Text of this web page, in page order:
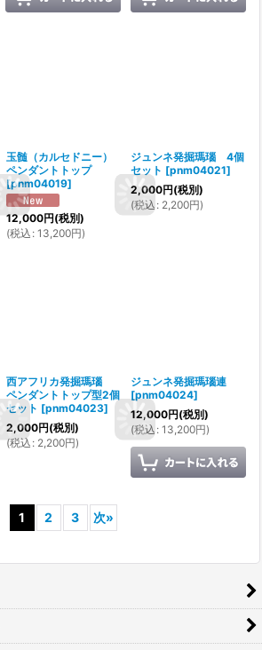
玉髄（カルセドニー）
ペンダントトップ
[pnm04019]
12,000円(税別)
(税込 : 13,200円)
ジュンネ発掘瑪瑙 4個
セット [pnm04021]
2,000円(税別)
(税込 : 2,200円)
西アフリカ発掘瑪瑙
ペンダントトップ型2個
セット [pnm04023]
2,000円(税別)
(税込 : 2,200円)
ジュンネ発掘瑪瑙連
[pnm04024]
12,000円(税別)
(税込 : 13,200円)
1 2 3 次»